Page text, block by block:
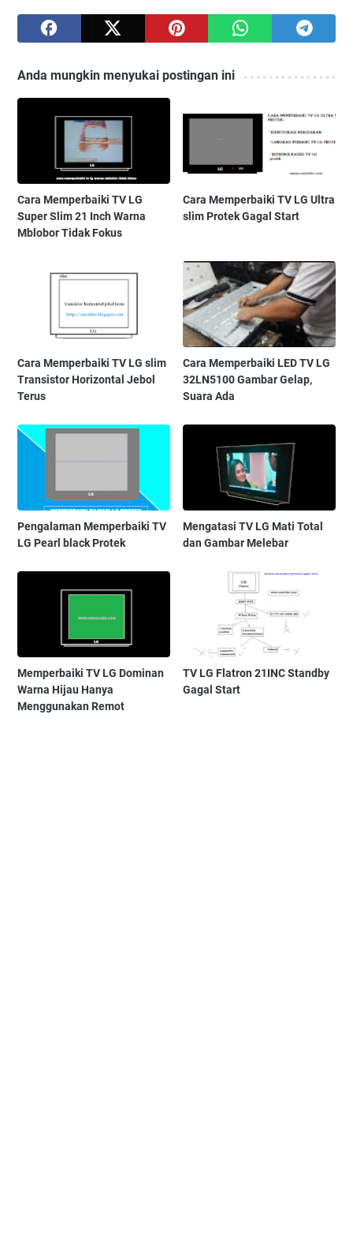
Anda mungkin menyukai postingan ini
Cara Memperbaiki TV LG
Super Slim 21 Inch Warna
Mblobor Tidak Fokus
Cara Memperbaiki TV LG Ultra
slim Protek Gagal Start
Cara Memperbaiki TV LG slim
Transistor Horizontal Jebol
Terus
Cara Memperbaiki LED TV LG
32LN5100 Gambar Gelap,
Suara Ada
Pengalaman Memperbaiki TV
LG Pearl black Protek
Mengatasi TV LG Mati Total
dan Gambar Melebar
Memperbaiki TV LG Dominan
Warna Hijau Hanya
Menggunakan Remot
TV LG Flatron 21INC Standby
Gagal Start